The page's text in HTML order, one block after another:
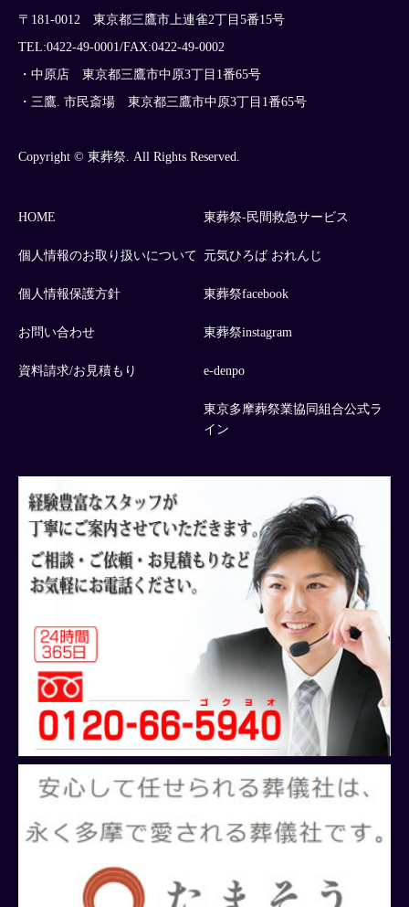
〒181-0012 東京都三鷹市上連雀2丁目5番15号
TEL:0422-49-0001/FAX:0422-49-0002
・中原店 東京都三鷹市中原3丁目1番65号
・三鷹. 市民斎場 東京都三鷹市中原3丁目1番65号
Copyright © 東葬祭. All Rights Reserved.
HOME
個人情報のお取り扱いについて
個人情報保護方針
お問い合わせ
資料請求/お見積もり
東葬祭-民間救急サービス
元気ひろば おれんじ
東葬祭facebook
東葬祭instagram
e-denpo
東京多摩葬祭業協同組合公式ラ
イン